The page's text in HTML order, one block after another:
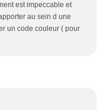
est impeccable et
au sein d une
un code couleur ( pour